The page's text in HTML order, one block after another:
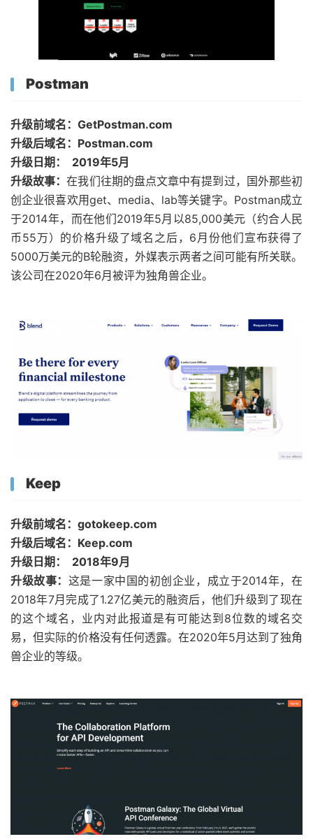
Postman
升级前域名：GetPostman.com
升级后域名：Postman.com
升级日期： 2019年5月
升级故事：在我们往期的盘点文章中有提到过，国外那些初
创企业很喜欢用get、media、lab等关键字。Postman成立
于2014年，而在他们2019年5月以85,000美元（约合人民
币55万）的价格升级了域名之后，6月份他们宣布获得了
5000万美元的B轮融资，外媒表示两者之间可能有所关联。
该公司在2020年6月被评为独角兽企业。
Keep
升级前域名：gotokeep.com
升级后域名：Keep.com
升级日期： 2018年9月
升级故事： 这是一家中国的初创企业，成立于2014年，在
2018年7月完成了1.27亿美元的融资后，他们升级到了现在
的这个域名，业内对此报道是有可能达到8位数的域名交
易，但实际的价格没有任何透露。在2020年5月达到了独角
兽企业的等级。